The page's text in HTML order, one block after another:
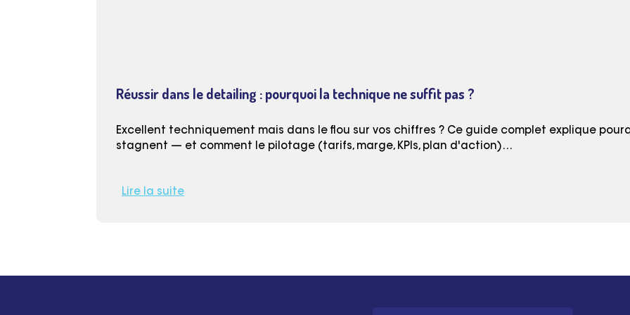
Réussir dans le detailing : pourquoi la technique ne suffit pas ?
Excellent techniquement mais dans le flou sur vos chiffres ? Ce guide complet explique
stagnent — et comment le pilotage (tarifs, marge, KPIs, plan d'action)…
Lire la suite